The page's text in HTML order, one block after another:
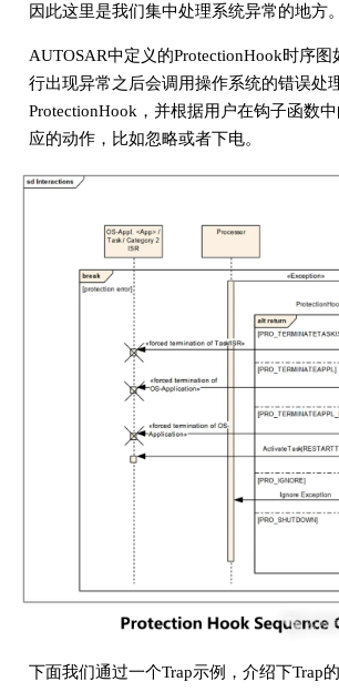
因此这里是我们集中处理系统异常的地方。
AUTOSAR中定义的ProtectionHook时序
行出现异常之后会调用操作系统的错误处
ProtectionHook，并根据用户在钩子函数
应的动作，比如忽略或者下电。
下面我们通过一个Trap示例，介绍下Trap